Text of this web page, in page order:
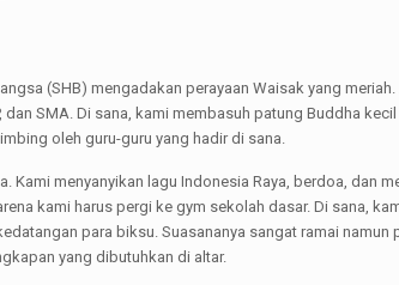
(SHB) mengadakan perayaan Waisak yang
SMA. Di sana, kami membasuh patung Buddha
oleh guru-guru yang hadir di sana.
Kami menyanyikan lagu Indonesia Raya, berdoa, dan
kami harus pergi ke gym sekolah dasar. Di sana,
para biksu. Suasananya sangat ramai
yang dibutuhkan di altar.